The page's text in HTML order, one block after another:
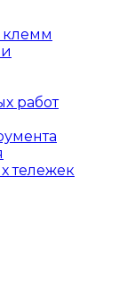
клемм
работ
тележек